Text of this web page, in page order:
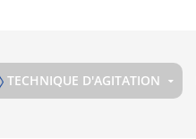
TECHNIQUE D'AGITATION